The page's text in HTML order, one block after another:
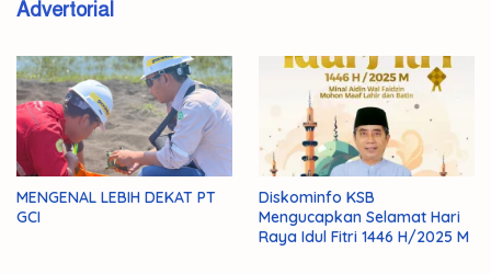
Advertorial
MENGENAL LEBIH DEKAT PT
GCI
Diskominfo KSB
Mengucapkan Selamat Hari
Raya Idul Fitri 1446 H/2025 M